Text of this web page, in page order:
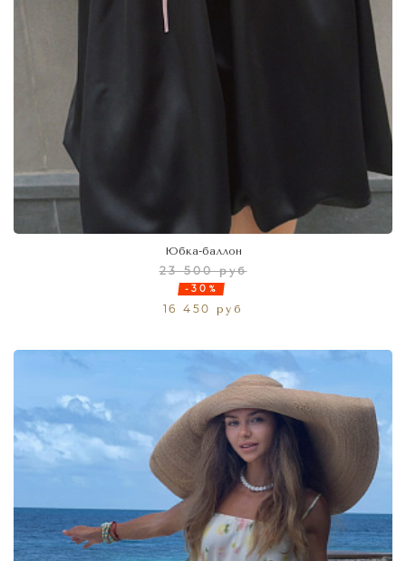
Юбка-баллон
23 500 руб
-30%
16 450 руб